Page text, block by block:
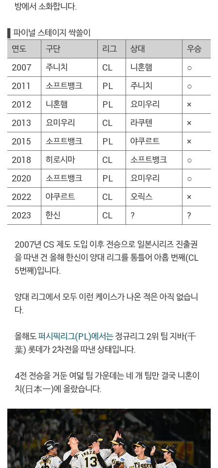
방에서 소화합니다.
▌파이널 스테이지 싹쓸이
연도
구단 리그 상대
우승
2007
주니치 CL 니혼햄
○
2011
소프트뱅크 PL 주니치
○
2012
니혼햄 PL 요미우리
×
2013
요미우리 CL 라쿠텐
×
2015
소프트뱅크 PL 야쿠르트
×
2018
히로시마 CL 소프트뱅크
○
2020
소프트뱅크 PL 요미우리
○
2022
야쿠르트 CL 오릭스
×
2023
한신 CL ? ?
2007년 CS 제도 도입 이후 전승으로 일본시리즈 진출권
을 따낸 건 올해 한신이 양대 리그를 통틀어 아홉 번째(CL
5번째)입니다.
양대 리그에서 모두 이런 케이스가 나온 적은 아직 없습니
다.
올해도퍼시픽리그(PL)에서는정규리그 2위 팀 지바(千
葉) 롯데가 2차전을 따낸 상태입니다.
4전 전승을 거둔 여덟 팀 가운데는 네 개 팀만 결국 니혼이
치(日本一)에 올랐습니다.